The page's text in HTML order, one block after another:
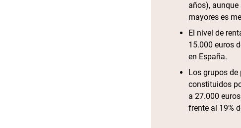
años),
mayores es
El nivel de
15.000 euros
en España.
Los grupos
constituidos
a 27.000
frente al 19%